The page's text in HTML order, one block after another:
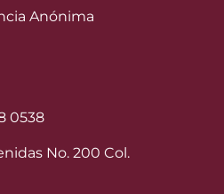
Anónima
0538
No. 200 Col.